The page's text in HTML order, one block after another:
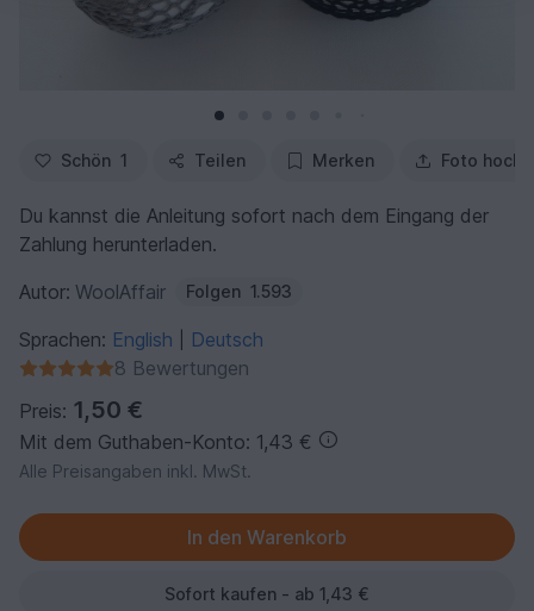
Schön 1 Teilen Merken Foto
Du kannst die Anleitung sofort nach dem Eingang der
Zahlung herunterladen.
Autor: WoolAffair Folgen 1.593
Sprachen: English
Deutsch
8 Bewertungen
Preis: 1,50 €
Mit dem Guthaben-Konto: 1,43 €
Alle Preisangaben inkl. MwSt.
Sofort kaufen - ab 1,43 €